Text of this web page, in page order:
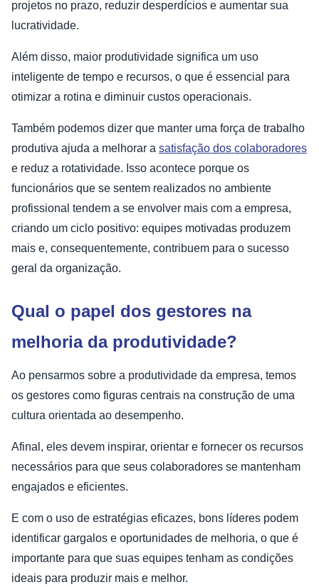
projetos no prazo, reduzir desperdícios e aumentar sua
lucratividade.
Além disso, maior produtividade significa um uso
inteligente de tempo e recursos, o que é essencial para
otimizar a rotina e diminuir custos operacionais.
Também podemos dizer que manter uma força de trabalho
produtiva ajuda a melhorar a satisfação dos colaboradores
e reduz a rotatividade. Isso acontece porque os
funcionários que se sentem realizados no ambiente
profissional tendem a se envolver mais com a empresa,
criando um ciclo positivo: equipes motivadas produzem
mais e, consequentemente, contribuem para o sucesso
geral da organização.
Qual o papel dos gestores na
melhoria da produtividade?
Ao pensarmos sobre a produtividade da empresa, temos
os gestores como figuras centrais na construção de uma
cultura orientada ao desempenho.
Afinal, eles devem inspirar, orientar e fornecer os recursos
necessários para que seus colaboradores se mantenham
engajados e eficientes.
E com o uso de estratégias eficazes, bons líderes podem
identificar gargalos e oportunidades de melhoria, o que é
importante para que suas equipes tenham as condições
ideais para produzir mais e melhor.